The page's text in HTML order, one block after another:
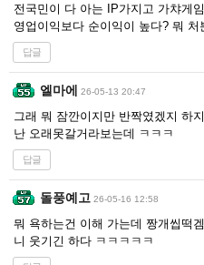
전국민이 다 아는 IP가지고 가챠게
영업이익보다 순이익이 높다? 뭐
답글
엘마에 26-05-13 20:47
그래 뭐 잠깐이지만 반짝였겠지 하
난 오래못갈거라보는데 ㅋㅋㅋ
답글
돌풍예고 26-05-16 12:58
뭐 욕하는건 이해 가는데 짱개씹떡
니 웃기긴 하다 ㅋㅋㅋㅋㅋ